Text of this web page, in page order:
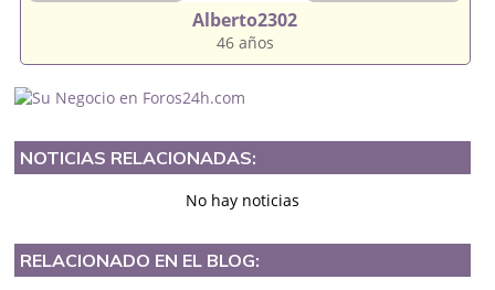
Alberto2302
46 años
NOTICIAS RELACIONADAS:
No hay noticias
RELACIONADO EN EL BLOG: